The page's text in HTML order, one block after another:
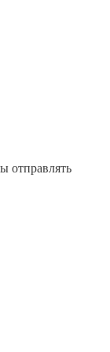
отправлять